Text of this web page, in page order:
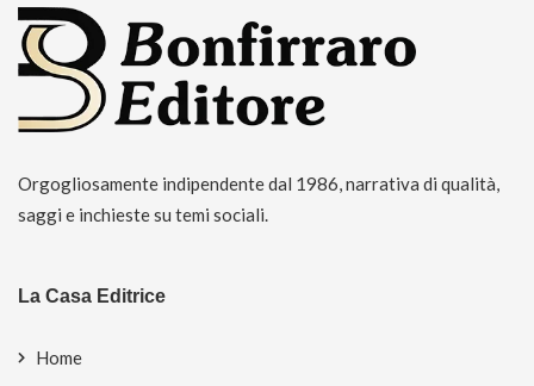
Orgogliosamente indipendente dal 1986, narrativa di qualità,
saggi e inchieste su temi sociali.
La Casa Editrice
Home